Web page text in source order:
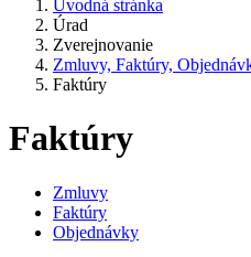
Úvodná stránka
Úrad
Zverejnovanie
Zmluvy, Faktúry,
Faktúry
Faktúry
Zmluvy
Faktúry
Objednávky